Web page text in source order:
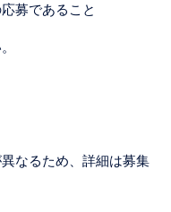
募であること
なるため、詳細は募集